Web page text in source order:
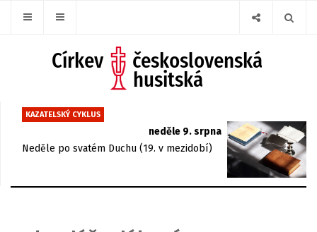
KAZATELSKÝ CYKLUS
neděle 9. srpna
Neděle po svatém Duchu (19. v mezidobí)